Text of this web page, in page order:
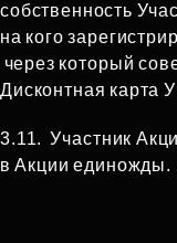
собственность
на кого
через который
Дисконтная карта
3.11. Участник
в Акции единожды.